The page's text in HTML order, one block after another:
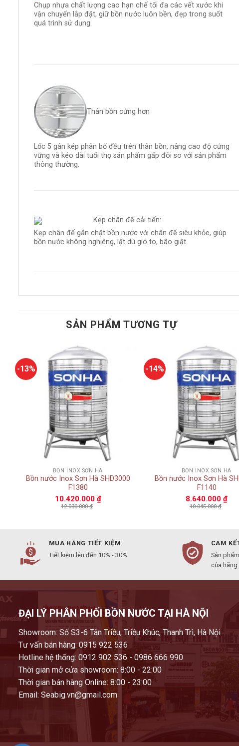
Chụp nhựa chất lượng cao hạn chế tối đa các vết xước khi
vận chuyển lắp đặt, giữ bồn nước luôn bền, đẹp trong suốt
quá trình sử dụng.
Thân bồn cứng hơn
Lốc 5 gân kép phân bố đều trên thân bồn, nâng cao độ cứng
vững và kéo dài tuổi thọ sản phẩm gấp đôi so với sản phẩm
thông thường.
Kẹp chân đế cải tiến:
Kẹp chân đế gắn chặt bồn nước với chân đế siêu khỏe, giúp
bồn nước không nghiêng, lật dù gió to, bão giật.
SẢN PHẨM TƯƠNG TỰ
-13%
BỒN INOX SƠN HÀ
Bồn nước Inox Sơn Hà SHD3000
F1380
10.420.000 ₫
12.030.000₫
-14%
BỒN INOX SƠN HÀ
Bồn nước Inox Sơn Hà
F1140
8.640.000 ₫
10.045.000₫
MUA HÀNG TIẾT KIỆM
Tiết kiệm lên đến 10% - 30%
CAM
Sản
của hãng
ĐẠI LÝ PHÂN PHỐI BỒN NƯỚC TẠI HÀ NỘI
Showroom: Số S3-6 Tân Triều, Triều Khúc, Thanh Trì, Hà Nội
Tư vấn bán hàng: 0915 922 536
Hotline hệ thống: 0912 902 536 - 0986 666 990
Thời gian mở cửa showroom: 8:00 - 22:00
Thời gian bán hàng Online: 8:00 - 23:00
Email: Seabig.vn@gmail.com